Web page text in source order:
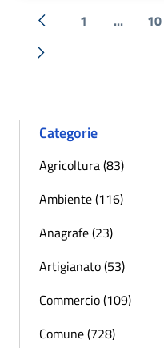
« Precedente
1 ... 10
Successiva »
Categorie
Agricoltura (83)
Ambiente (116)
Anagrafe (23)
Artigianato (53)
Commercio (109)
Comune (728)